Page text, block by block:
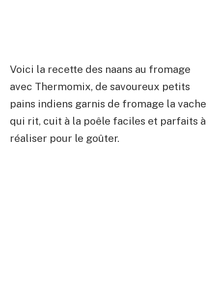
Voici la recette des naans au fromage
avec Thermomix, de savoureux petits
pains indiens garnis de fromage la vache
qui rit, cuit à la poêle faciles et parfaits à
réaliser pour le goûter.